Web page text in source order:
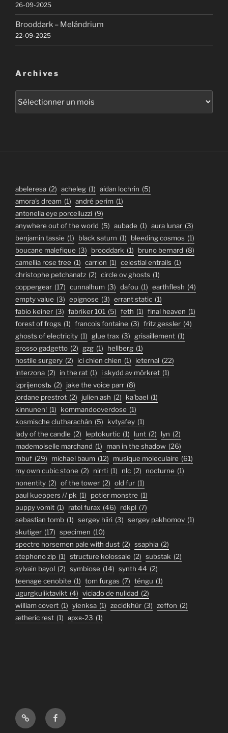
26-09-2025
Brooddark – Melándrium
22-09-2025
Archives
abeleresa (2) acheleg (1) aidan lochrin (5)
amora's dream (1) andré perim (1)
antonella eye porcelluzzi (9)
anywhere out of the world (5) aubade (1) aura lunar (3)
benjamin tassie (1) black saturn (1) bleeding cosmos (1)
boucane malefique (3) brooddark (1) bruno bernard (8)
camellia rose tree (1) carrion (1) celestial entrails (1)
christophe petchanatz (2) circle ov ghosts (1)
coppergear (17) cunnalhum (3) dafou (1) earthflesh (4)
empty value (3) epignose (3) errant static (1)
fabio keiner (3) fabriker 101 (5) feth (1) final heaven (1)
forest of frogs (1) francois fontaine (3) fritz gessler (4)
ghosts of electricity (1) glue trax (3) grisaillement (1)
grosso gadgetto (2) gzg (1) hellberg (1)
hostile surgery (2) ici chien chien (1) ieternal (22)
interzona (2) in the rat (1) i skydd av mörkret (1)
izprijenostь (2) jake the voice parr (8)
jordane prestrot (2) julien ash (2) ka'bael (1)
kinnunen! (1) kommandooverdose (1)
kosmische clutharachán (5) kvtyafey (1)
lady of the candle (2) leptokurtic (1) lunt (2) lyn (2)
mademoiselle marchand (1) man in the shadow (26)
mbuf (29) michael baum (12) musique moleculaire (61)
my own cubic stone (2) nirrti (1) nlc (2) nocturne (1)
nonentity (2) of the tower (2) old fur (1)
paul kueppers // pk (1) potier monstre (1)
puppy vomit (1) ratel furax (46) rdkpl (7)
sebastian tomb (1) sergey hiiri (3) sergey pakhomov (1)
skutiger (17) specimen (10)
spectre horsemen pale with dust (2) ssaphia (2)
stephono zip (1) structure kolossale (2) substak (2)
sylvain bayol (2) symbiose (14) synth 44 (2)
teenage cenobite (1) tom furgas (7) téngu (1)
ugurgkuliktavikt (4) viciado de nulidad (2)
william covert (1) yienksa (1) zecidkhür (3) zeffon (2)
ætheric rest (1) архв-23 (1)
BandcampFacebook